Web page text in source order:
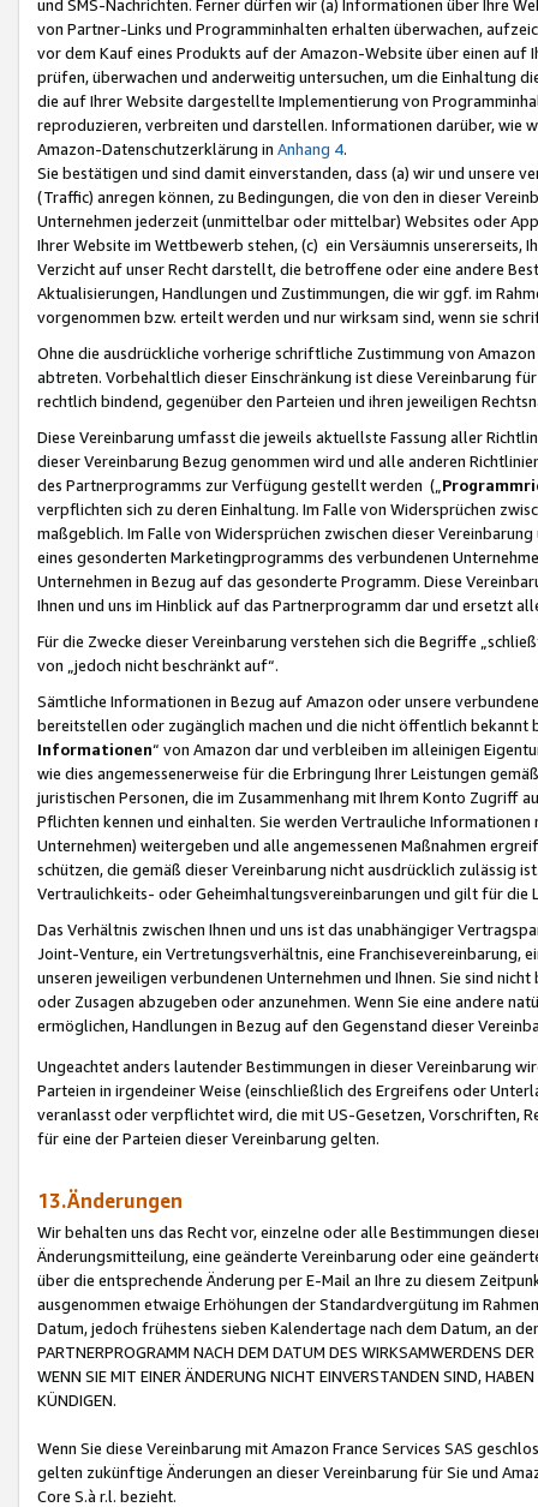
und SMS-Nachrichten. Ferner dürfen wir (a) Informationen über Ihre
von Partner-Links und Programminhalten erhalten überwachen,
vor dem Kauf eines Produkts auf der Amazon-Website über einen
prüfen, überwachen und anderweitig untersuchen, um die Einhaltung
die auf Ihrer Website dargestellte Implementierung von
reproduzieren, verbreiten und darstellen. Informationen darüber, wie
Amazon-Datenschutzerklärung in Anhang 4.
Sie bestätigen und sind damit einverstanden, dass (a) wir und
(Traffic) anregen können, zu Bedingungen, die von den in dieser
Unternehmen jederzeit (unmittelbar oder mittelbar) Websites oder
Ihrer Website im Wettbewerb stehen, (c) ein Versäumnis unsererseits,
Verzicht auf unser Recht darstellt, die betroffene oder eine andere
Aktualisierungen, Handlungen und Zustimmungen, die wir ggf. im
vorgenommen bzw. erteilt werden und nur wirksam sind, wenn sie
Ohne die ausdrückliche vorherige schriftliche Zustimmung von
abtreten. Vorbehaltlich dieser Einschränkung ist diese Vereinbarung
rechtlich bindend, gegenüber den Parteien und ihren jeweiligen
Diese Vereinbarung umfasst die jeweils aktuellste Fassung aller
dieser Vereinbarung Bezug genommen wird und alle anderen
des Partnerprogramms zur Verfügung gestellt werden („
verpflichten sich zu deren Einhaltung. Im Falle von Widersprüchen
maßgeblich. Im Falle von Widersprüchen zwischen dieser
eines gesonderten Marketingprogramms des verbundenen
Unternehmen in Bezug auf das gesonderte Programm. Diese
Ihnen und uns im Hinblick auf das Partnerprogramm dar und ersetzt
Für die Zwecke dieser Vereinbarung verstehen sich die Begriffe
von „jedoch nicht beschränkt auf“.
Sämtliche Informationen in Bezug auf Amazon oder unsere
bereitstellen oder zugänglich machen und die nicht öffentlich
Informationen“ von Amazon dar und verbleiben im alleinigen
wie dies angemessenerweise für die Erbringung Ihrer Leistungen
juristischen Personen, die im Zusammenhang mit Ihrem Konto
Pflichten kennen und einhalten. Sie werden Vertrauliche
Unternehmen) weitergeben und alle angemessenen Maßnahmen
schützen, die gemäß dieser Vereinbarung nicht ausdrücklich zulässig
Vertraulichkeits- oder Geheimhaltungsvereinbarungen und gilt für die
Das Verhältnis zwischen Ihnen und uns ist das unabhängiger
Joint-Venture, ein Vertretungsverhältnis, eine Franchisevereinbarung,
unseren jeweiligen verbundenen Unternehmen und Ihnen. Sie sind
oder Zusagen abzugeben oder anzunehmen. Wenn Sie eine andere
ermöglichen, Handlungen in Bezug auf den Gegenstand dieser
Ungeachtet anders lautender Bestimmungen in dieser Vereinbarung
Parteien in irgendeiner Weise (einschließlich des Ergreifens oder
veranlasst oder verpflichtet wird, die mit US-Gesetzen, Vorschriften,
für eine der Parteien dieser Vereinbarung gelten.
13.Änderungen
Wir behalten uns das Recht vor, einzelne oder alle Bestimmungen
Änderungsmitteilung, eine geänderte Vereinbarung oder eine
über die entsprechende Änderung per E-Mail an Ihre zu diesem
ausgenommen etwaige Erhöhungen der Standardvergütung im
Datum, jedoch frühestens sieben Kalendertage nach dem Datum, an
PARTNERPROGRAMM NACH DEM DATUM DES WIRKSAMWERDENS
WENN SIE MIT EINER ÄNDERUNG NICHT EINVERSTANDEN SIND,
KÜNDIGEN.
Wenn Sie diese Vereinbarung mit Amazon France Services SAS
gelten zukünftige Änderungen an dieser Vereinbarung für Sie und
Core S.à r.l. bezieht.